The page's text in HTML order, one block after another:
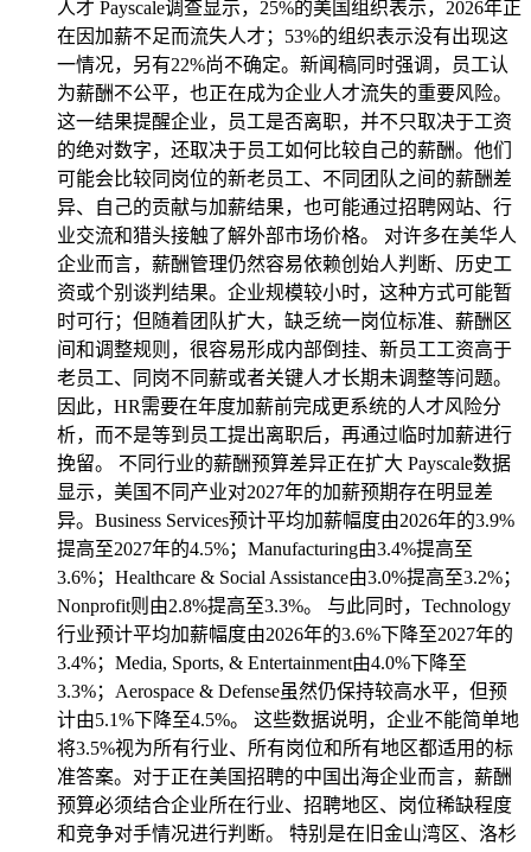
人才 Payscale调查显示，25%的美国组织表示，2026年正
在因加薪不足而流失人才；53%的组织表示没有出现这
一情况，另有22%尚不确定。新闻稿同时强调，员工认
为薪酬不公平，也正在成为企业人才流失的重要风险。
这一结果提醒企业，员工是否离职，并不只取决于工资
的绝对数字，还取决于员工如何比较自己的薪酬。他们
可能会比较同岗位的新老员工、不同团队之间的薪酬差
异、自己的贡献与加薪结果，也可能通过招聘网站、行
业交流和猎头接触了解外部市场价格。 对许多在美华人
企业而言，薪酬管理仍然容易依赖创始人判断、历史工
资或个别谈判结果。企业规模较小时，这种方式可能暂
时可行；但随着团队扩大，缺乏统一岗位标准、薪酬区
间和调整规则，很容易形成内部倒挂、新员工工资高于
老员工、同岗不同薪或者关键人才长期未调整等问题。
因此，HR需要在年度加薪前完成更系统的人才风险分
析，而不是等到员工提出离职后，再通过临时加薪进行
挽留。 不同行业的薪酬预算差异正在扩大 Payscale数据
显示，美国不同产业对2027年的加薪预期存在明显差
异。Business Services预计平均加薪幅度由2026年的3.9%
提高至2027年的4.5%；Manufacturing由3.4%提高至
3.6%；Healthcare & Social Assistance由3.0%提高至3.2%；
Nonprofit则由2.8%提高至3.3%。 与此同时，Technology
行业预计平均加薪幅度由2026年的3.6%下降至2027年的
3.4%；Media, Sports, & Entertainment由4.0%下降至
3.3%；Aerospace & Defense虽然仍保持较高水平，但预
计由5.1%下降至4.5%。 这些数据说明，企业不能简单地
将3.5%视为所有行业、所有岗位和所有地区都适用的标
准答案。对于正在美国招聘的中国出海企业而言，薪酬
预算必须结合企业所在行业、招聘地区、岗位稀缺程度
和竞争对手情况进行判断。 特别是在旧金山湾区、洛杉